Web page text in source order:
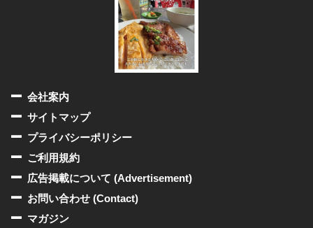
会社案内
サイトマップ
プライバシーポリシー
ご利用規約
広告掲載について (Advertisement)
お問い合わせ (Contact)
マガジン